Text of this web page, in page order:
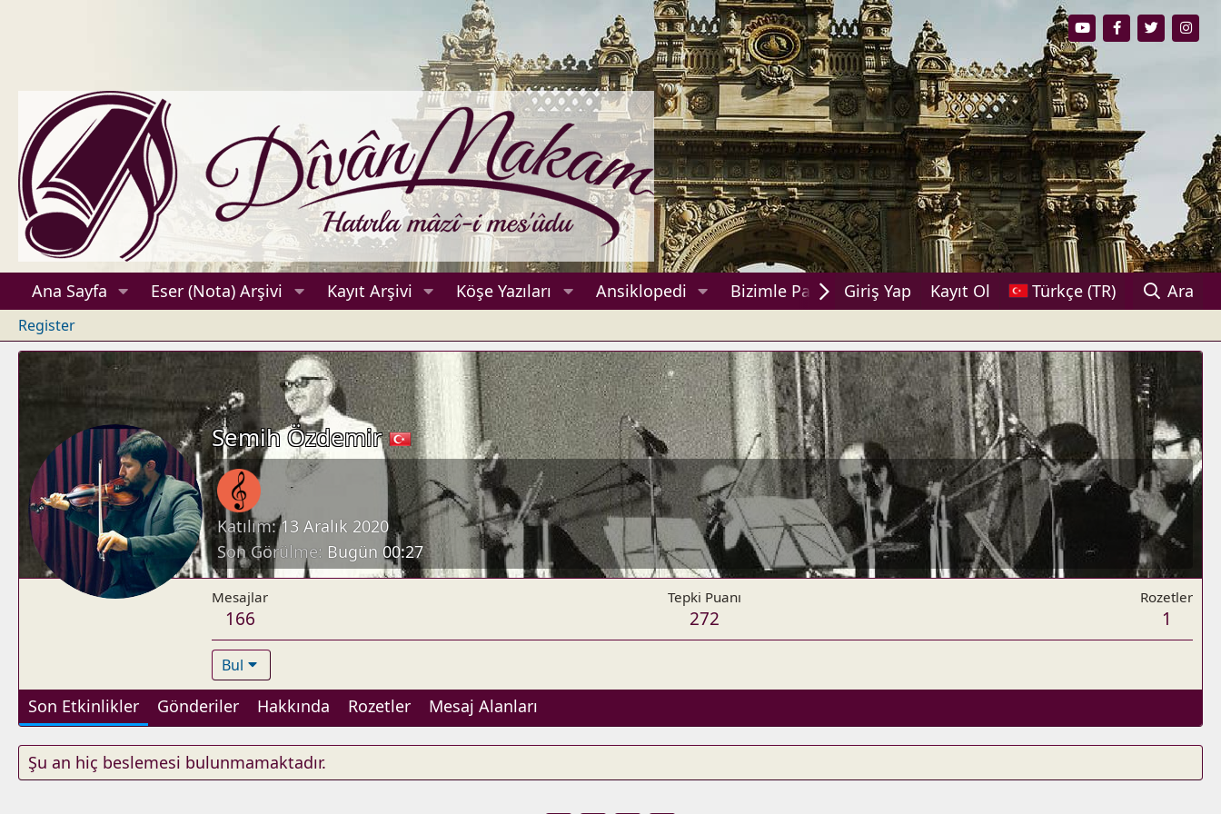
Ana Sayfa Eser (Nota) Arşivi Kayıt Arşivi Köşe Yazıları Ansiklopedi Bizimle Paylaşın!Giriş Yap Kayıt Ol Türkçe (TR) Ara
Register
Semih Özdemir
Katılım 13 Aralık 2020
Son Görülme Bugün 00:27
Mesajlar
166
Tepki Puanı
272
Rozetler
1
Bul
Son Etkinlikler Gönderiler Hakkında Rozetler Mesaj Alanları
Şu an hiç beslemesi bulunmamaktadır.